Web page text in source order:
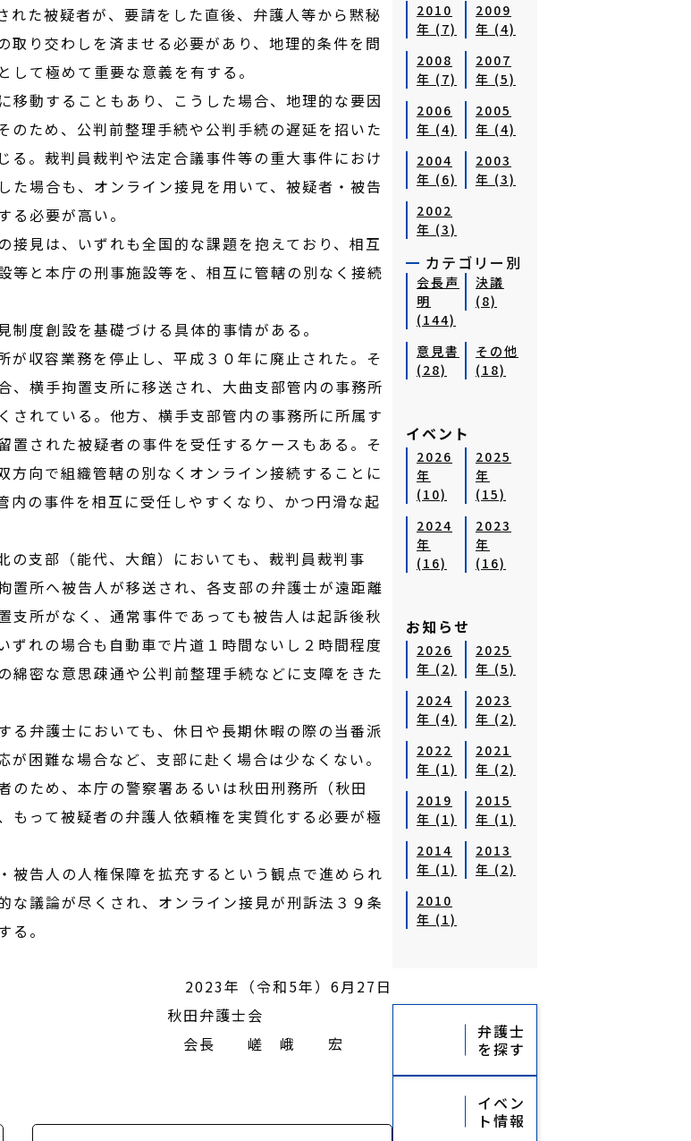
た被疑者が、要請をした直後、弁護人等から黙秘
り交わしを済ませる必要があり、地理的条件を問
て極めて重要な意義を有する。
動することもあり、こうした場合、地理的な要因
ため、公判前整理手続や公判手続の遅延を招いた
る。裁判員裁判や法定合議事件等の重大事件におけ
場合も、オンライン接見を用いて、被疑者・被告
必要が高い。
見は、いずれも全国的な課題を抱えており、相互
等と本庁の刑事施設等を、相互に管轄の別なく接続
度創設を基礎づける具体的事情がある。
収容業務を停止し、平成３０年に廃止された。そ
、横手拘置支所に移送され、大曲支部管内の事務所
されている。他方、横手支部管内の事務所に所属す
された被疑者の事件を受任するケースもある。そ
向で組織管轄の別なくオンライン接続することに
の事件を相互に受任しやすくなり、かつ円滑な起
支部（能代、大館）においても、裁判員裁判事
所へ被告人が移送され、各支部の弁護士が遠距離
所がなく、通常事件であっても被告人は起訴後秋
れの場合も自動車で片道１時間ないし２時間程度
綿密な意思疎通や公判前整理手続などに支障をきた
弁護士においても、休日や長期休暇の際の当番派
困難な場合など、支部に赴く場合は少なくない。
のため、本庁の警察署あるいは秋田刑務所（秋田
って被疑者の弁護人依頼権を実質化する必要が極
告人の人権保障を拡充するという観点で進められ
な議論が尽くされ、オンライン接見が刑訴法３９条
。
2023年（令和5年）6月27日
秋田弁護士会
会長 嵯 峨 宏
2010
年 (7)
2009
年 (4)
2008
年 (7)
2007
年 (5)
2006
年 (4)
2005
年 (4)
2004
年 (6)
2003
年 (3)
2002
年 (3)
カテゴリー別
会長声
明
(144)
決議
(8)
意見書
(28)
その他
(18)
イベント
2026
年
(10)
2025
年
(15)
2024
年
(16)
2023
年
(16)
お知らせ
2026
年 (2)
2025
年 (5)
2024
年 (4)
2023
年 (2)
2022
年 (1)
2021
年 (2)
2019
年 (1)
2015
年 (1)
2014
年 (1)
2013
年 (2)
2010
年 (1)
弁護士
を探す
イベン
ト情報